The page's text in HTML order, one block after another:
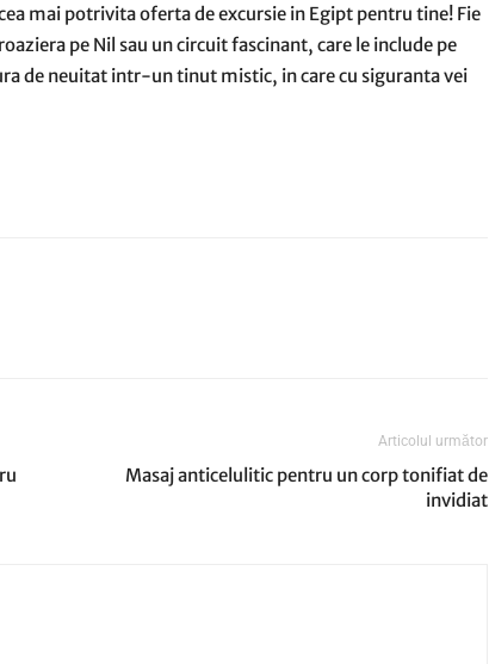
mai potrivita oferta de excursie in Egipt pentru tine! Fie
pe Nil sau un circuit fascinant, care le include pe
de neuitat intr-un tinut mistic, in care cu siguranta vei
Articolul următor
Masaj anticelulitic pentru un corp tonifiat de
invidiat